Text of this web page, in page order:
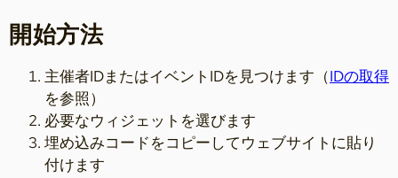
開始方法
主催者IDまたはイベントIDを見つけます（IDの取得
を参照）
必要なウィジェットを選びます
埋め込みコードをコピーしてウェブサイトに貼り
付けます